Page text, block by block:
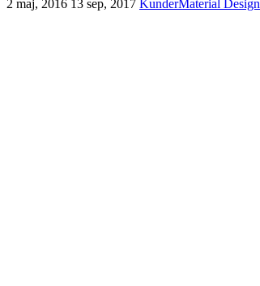
2 maj, 2016 13 sep, 2017 KunderMaterial Design